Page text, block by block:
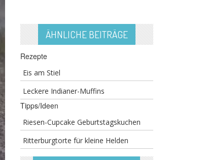
ÄHNLICHE BEITRÄGE
Rezepte
Eis am Stiel
Leckere Indianer-Muffins
Tipps/Ideen
Riesen-Cupcake Geburtstagskuchen
Ritterburgtorte für kleine Helden